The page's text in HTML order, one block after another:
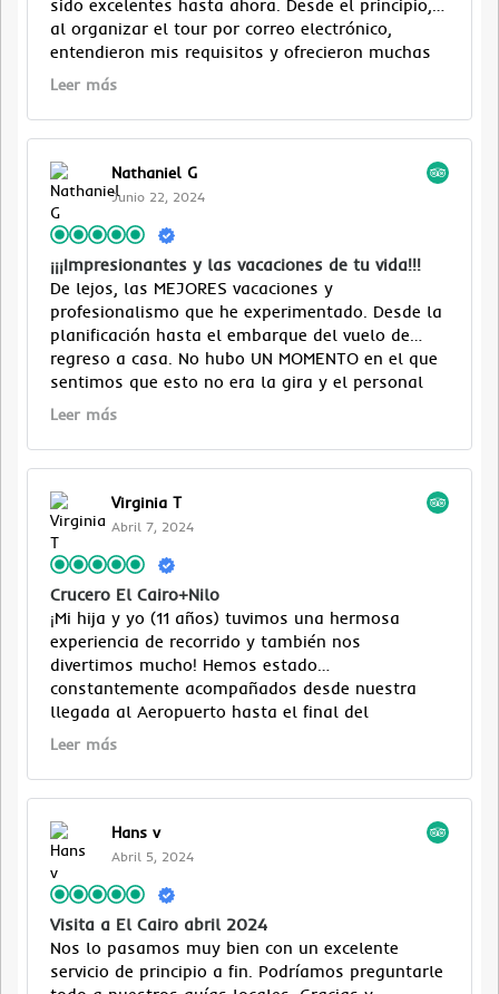
sido excelentes hasta ahora. Desde el principio,
al organizar el tour por correo electrónico,
entendieron mis requisitos y ofrecieron muchas
opciones, siempre de manera amigable y
traslado al hotel en coche privado se hizo sin
problemas, rápido, cómodo y con una sonrisa.
Los dos días de gira en El Cairo estuvieron muy
llenos, pero nunca se apresuraron. Mi Guía
Egipólogo privado siempre se aseguró de
explicar bien y responder a todas las preguntas,
pero luego también se aseguró de que tuviera
mucho tiempo para explorar por mi cuenta, un
estilo de viaje que realmente disfruto. Tan
diferentes a los grupos acosados que vi en
muchos lugares. El conductor siempre estaba allí
cuando era necesario. Los almuerzos en la
azotea proporcionaron una excelente comida
local y un descanso bienvenido en el horario
para evitar viajar en lo peor del calor.
Leer más
Nathaniel G
Junio 22, 2024
¡¡¡Impresionantes y las vacaciones de tu vida!!!
De lejos, las MEJORES vacaciones y
profesionalismo que he experimentado. Desde la
planificación hasta el embarque del vuelo de
regreso a casa. No hubo UN MOMENTO en el que
sentimos que esto no era la gira y el personal
para nosotros. La hospitalidad de nuestro tour
y el personal del crucero nos hizo sentir
importantes y bienvenidos. ¡Me gustaría enviar un
agradecimiento especial a Abdalla, Amr y Aly por
todo lo que han hecho! No es el aderezo del
pastel, sino la hospitalidad de Ahmed, nuestro
gerente turístico, Hend, nuestro guía turístico de
El Cairo, y nuestro conductor Muhammed: ¡los
amamos, muchachos! ! ! ! ¡Muchas gracias por ir
más allá y mostrarnos amor! ¡Hasta la proxima
vez!
Leer más
Virginia T
Abril 7, 2024
Crucero El Cairo+Nilo
¡Mi hija y yo (11 años) tuvimos una hermosa
experiencia de recorrido y también nos
divertimos mucho! Hemos estado
constantemente acompañados desde nuestra
llegada al Aeropuerto hasta el final del
recorrido. Las personas de contacto del tour
para ayudarnos o satisfacer nuestras
necesidades y lo mismo para los guías que
también fueron muy competentes (¡Samir sobre
todo!). ¡Todos nos cuidaron muy bien y
contribuyeron, junto con las increíbles bellezas
artísticas, para que nuestro viaje fuera realmente
inolvidable! ¡Entonces recomendamos
encarecidamente este operador!
Leer más
Hans v
Abril 5, 2024
Visita a El Cairo abril 2024
Nos lo pasamos muy bien con un excelente
servicio de principio a fin. Podríamos preguntarle